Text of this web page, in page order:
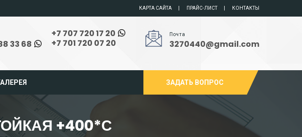
КАРТА САЙТА ПРАЙС-ЛИСТ КОНТАКТЫ
33 68
+7 707 720 17 20
+7 701 720 07 20
Почта
3270440@gmail.com
ЗАДАТЬ ВОПРОС
+400*С